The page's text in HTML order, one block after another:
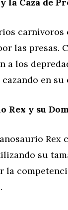
carnívoros
las presas.
a los
cazando en
Rex y su
Rex
su
la